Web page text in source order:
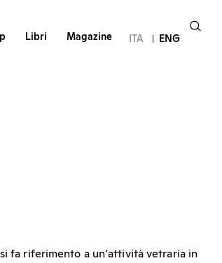
Libri Magazine ITA ENG
fa riferimento a un’attività vetraria in